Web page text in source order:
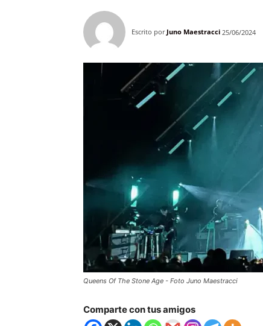
Escrito por Juno Maestracci 25/06/2024
Queens Of The Stone Age - Foto Juno Maestracci
Comparte con tus amigos